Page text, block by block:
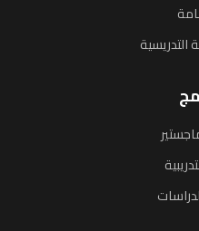
التدريسية